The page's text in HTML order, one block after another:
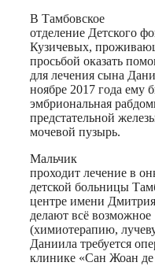
В Тамбовское
отделение Детского
Кузичевых,
просьбой оказать
для лечения сына
ноябре 2017 года ему
эмбриональная
предстательной
мочевой пузырь.
Мальчик
проходит лечение в
детской больницы
центре имени
делают всё возможное
(химиотерапию,
Даниила требуется
клинике «Сан Жоан